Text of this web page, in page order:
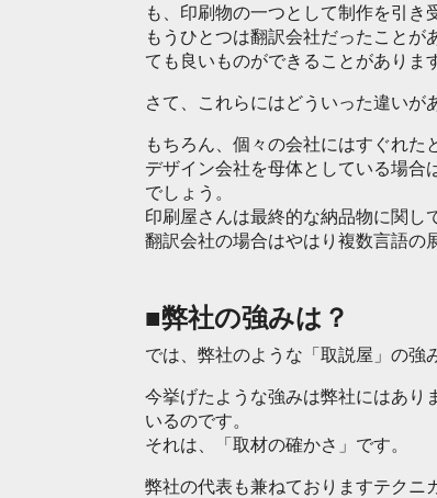
も、印刷物の一つとして制作を引き
もうひとつは翻訳会社だったことが
ても良いものができることがありま
さて、これらにはどういった違いが
もちろん、個々の会社にはすぐれた
デザイン会社を母体としている場合
でしょう。
印刷屋さんは最終的な納品物に関し
翻訳会社の場合はやはり複数言語の
■弊社の強みは？
では、弊社のような「取説屋」の強
今挙げたような強みは弊社にはあり
いるのです。
それは、「取材の確かさ」です。
弊社の代表も兼ねておりますテクニ